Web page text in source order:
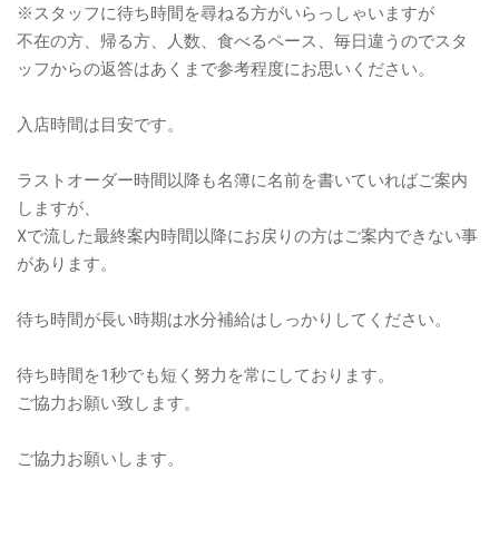
※スタッフに待ち時間を尋ねる方がいらっしゃいますが
不在の方、帰る方、人数、食べるペース、毎日違うのでスタ
ッフからの返答はあくまで参考程度にお思いください。
入店時間は目安です。
ラストオーダー時間以降も名簿に名前を書いていればご案内
しますが、
Xで流した最終案内時間以降にお戻りの方はご案内できない事
があります。
待ち時間が長い時期は水分補給はしっかりしてください。
待ち時間を1秒でも短く努力を常にしております。
​ご協力お願い致します。
ご協力お願いします。